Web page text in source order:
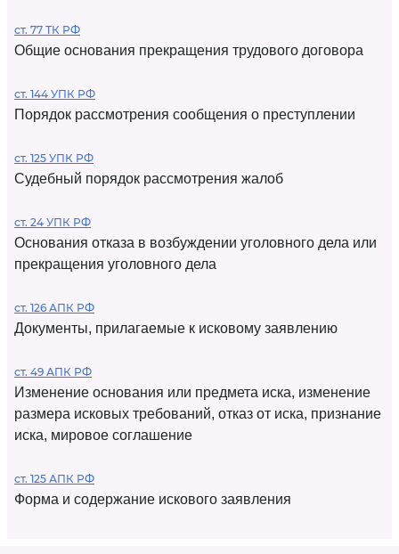
ст. 77 ТК РФ
Общие основания прекращения трудового договора
ст. 144 УПК РФ
Порядок рассмотрения сообщения о преступлении
ст. 125 УПК РФ
Судебный порядок рассмотрения жалоб
ст. 24 УПК РФ
Основания отказа в возбуждении уголовного дела или
прекращения уголовного дела
ст. 126 АПК РФ
Документы, прилагаемые к исковому заявлению
ст. 49 АПК РФ
Изменение основания или предмета иска, изменение
размера исковых требований, отказ от иска, признание
иска, мировое соглашение
ст. 125 АПК РФ
Форма и содержание искового заявления